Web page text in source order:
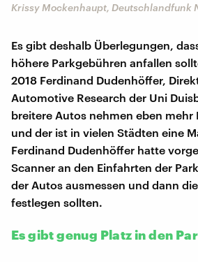
Krissy Mockenhaupt, Deutschlandfunk
Es gibt deshalb Überlegungen,
höhere Parkgebühren anfallen
2018 Ferdinand Dudenhöffer,
Automotive Research der Uni
breitere Autos nehmen eben mehr
und der ist in vielen Städten eine
Ferdinand Dudenhöffer hatte
Scanner an den Einfahrten der
der Autos ausmessen und dann
festlegen sollten.
Es gibt genug Platz in den